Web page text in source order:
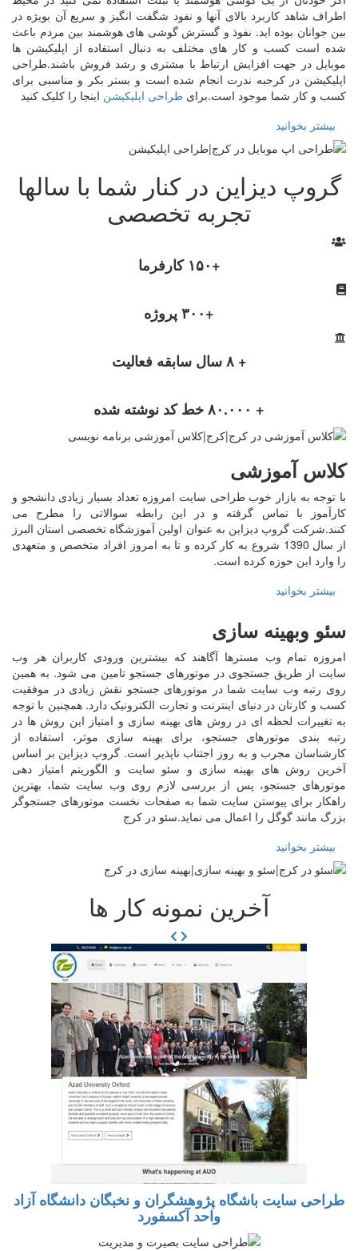
اطراف شاهد کاربرد بالای آنها و نفود شگفت انگیز و سریع آن بویژه در
بین جوانان بوده اید. نفوذ و گسترش گوشی های هوشمند بین مردم باعث
شده است کسب و کار های مختلف به دنبال استفاده از اپلیکیشن ها
موبایل در جهت افزایش ارتباط با مشتری و رشد فروش باشند.طراحی
اپلیکیشن در کرجبه ندرت انجام شده است و بستر بکر و مناسبی برای
کسب و کار شما موجود است.برای طراحی اپلیکیشن اینجا را کلیک کنید
بیشتر بخوانید
گروپ دیزاین در کنار شما با سالها
تجربه تخصصی
+۱۵۰ کارفرما
+۳۰۰ پروژه
+ ۸ سال سابقه فعالیت
+ ۸۰.۰۰۰ خط کد نوشته شده
کلاس آموزشی
با توجه به بازار خوب طراحی سایت امروزه تعداد بسیار زیادی دانشجو و
کارآموز با تماس گرفته و در این رابطه سوالاتی را مطرح می
کنند.شرکت گروپ دیزاین به عنوان اولین آموزشگاه تخصصی استان البرز
از سال 1390 شروع به کار کرده و تا به امروز افراد متخصص و متعهدی
را وارد این حوزه کرده است.
بیشتر بخوانید
سئو وبهینه سازی
امروزه تمام وب مسترها آگاهند که بیشترین ورودی کاربران هر وب
سایت از طریق جستجوی در موتورهای جستجو تامین می شود. به همین
روی رتبه وب سایت شما در موتورهای جستجو نقش زیادی در موفقیت
کسب و کارتان در دنیای اینترنت و تجارت الکترونیک دارد. همچنین با توجه
به تغییرات لحظه ای در روش های بهینه سازی و امتیاز این روش ها در
رتبه بندی موتورهای جستجو، برای بهینه سازی موثر، استفاده از
کارشناسان مجرب و به روز اجتناب ناپذیر است. گروپ دیزاین بر اساس
آخرین روش های بهینه سازی و سئو سایت و الگوریتم امتیاز دهی
موتورهای جستجو، پس از بررسی لازم روی وب سایت شما، بهترین
راهکار برای پیوستن سایت شما به صفحات نخست موتورهای جستجوگر
بزرگ مانند گوگل را اعمال می نماید.سئو در کرج
بیشتر بخوانید
آخرین نمونه کار ها
طراحی سایت باشگاه پژوهشگران و نخبگان دانشگاه آزاد
واحد آکسفورد